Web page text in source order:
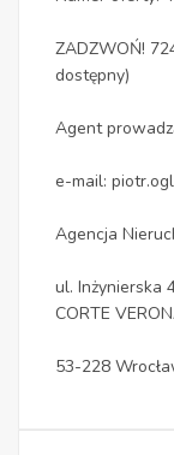
ZADZWOŃ!
dostępny)
Agent
e-mail:
Agencja
ul. Inżynierska
CORTE
53-228